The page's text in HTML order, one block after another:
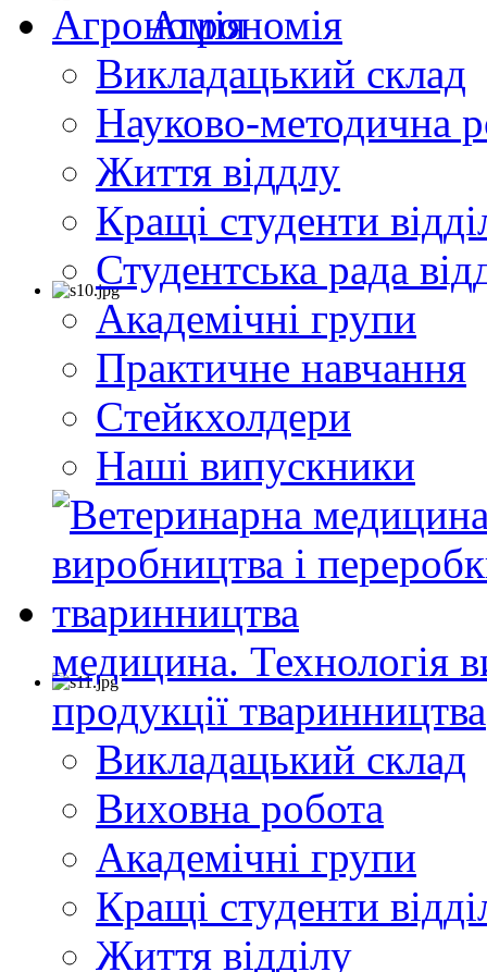
Агрономія
Викладацький склад
Науково-методична
Життя віддлу
Кращі студенти
Студентська рада
Академічні групи
Практичне навчання
Cтейкхолдери
Наші випускники
медицина. Технологія
продукції тваринництва
Викладацький склад
Виховна робота
Академічні групи
Кращі студенти
Життя відділу